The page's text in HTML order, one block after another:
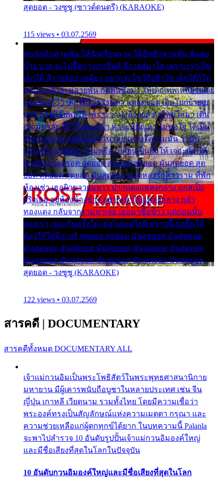
สุดยอด - วงซูซู (ซาวด์ดนตรี) (KARAOKE)
115 views • 03.07.2569
พ่อส่งเงินสามพัน ให้ฉันเรียนราม ได้อีกสักสามพัน ฉันคง
บ๊าย บาย จะไปซื้อกางเกงยีนส์ ลีวายส์มาใส่ เพราะเราเป็น
เด็กใต้ ลีวายส์อย่างเดียว อยากจะโชว์ถึงหิวโซ เด็กใต้ก็ไม่
หวั่น ตกตัวละหลายพัน กัดฟันซื้อมา ให้เด็กเทพเหลียวมอง
และต้องรู้ว่า เด็กใต้ไม่ธรรมดา แต่สุดยอด เดินโยกย้ายเย
ยวน กวนโอ๊ยพอได้ เพราะว่านุ่งลีวายส์ ตัวใหม่ใส่มา เดิน
เข้ามหาลัย จิ๊กโก๊มองหน้า ท่าจะมีปัญหา ไม่พอใจ ได้เป็น
เรื่องแน่นอน แต่ฉันไม่หวั่น เลยแหลงใต้ถามมัน ว่ามัน
พรั่นพรือ มันตอบว่าไม่พรื่อ เปลี่ยนเป็นยิ้มให้ เจอะเด็กใต้
ด้วยกัน ก็เลยรอด สุดยอด สุดยอด สุดยอด มันสุดยอด สุด
ยอด สุดยอด สุดยอด มันสุดยอด แอบหลงรักสาวราม ที่พัก
ห้องเช่า เธอผิวขาวผมยาว ปากแดงแหลงกลาง ถูกสเป็ก
จริงเธอ อยู่ห้องข้างข้าง อยากเข้าไปแหลงกลาง กลัว
ทองแดง กลับจากรามมาเจอ เธอมาซื้อข้าว แต่ก่อนนั้น
สองเรา เจอะกันครั้งใด เธอไม่เคยไยดี คราวนี้เธอยิ้มให้
ต้องให้ใส่ลีวายส์ สุดยอด สุดยอด มันสุดยอด มันสุดยอด
มันสุดยอด มันสุดยอด มันสุดยอด มันสุดยอด มันสุดยอด
มันสุดยอด มันสุดยอด มันสุดยอด มันสุดยอด มันสุดยอด
สุดยอด - วงซูซู (KARAOKE)
122 views • 03.07.2569
สารคดี | DOCUMENTARY
สารคดีทั้งหมด DOCUMENTARY ALL
เจ้าแม่กวนอิมเป็นพระโพธิสัตว์ในพระพุทธศาสนานิกาย
มหายาน มีผู้เคารพนับถือบูชาในหลายประเทศ เช่น จีน
ญี่ปุ่น เกาหลี เวียดนาม รวมทั้งไทย โดยมีความเชื่อว่า
พระองค์ทรงเป็นสัญลักษณ์แห่งความเมตตา กรุณา และ
ความช่วยเหลือแก่ผู้ตกทุกข์ได้ยาก ในบทความนี้ Palanla
จะพาไปสำรวจ 10 อันดับรูปปั้นเจ้าแม่กวนอิมองค์ใหญ่
และมีชื่อเสียงที่สุดในโลกในปัจจุบัน
10 อันดับกวนอิมองค์ใหญ่และมีชื่อเสียงที่สุดในโลก